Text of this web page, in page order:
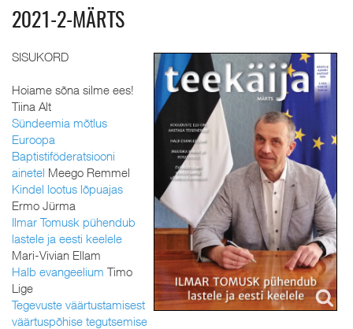
2021-2-MÄRTS
SISUKORD
Hoiame sõna silme ees!
Tiina Alt
Sündeemia mõtlus
Euroopa
Baptistiföderatsiooni
ainetel Meego Remmel
Kindel lootus lõpuajas
Ermo Jürma
Ilmar Tomusk pühendub
lastele ja eesti keelele
Mari-Vivian Ellam
Halb evangeelium Timo
Lige
Tegevuste väärtustamisest
väärtuspõhise tegutsemise